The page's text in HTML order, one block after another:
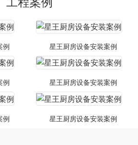
例 星王厨房设备安装案例
例 星王厨房设备安装案例
例 星王厨房设备安装案例